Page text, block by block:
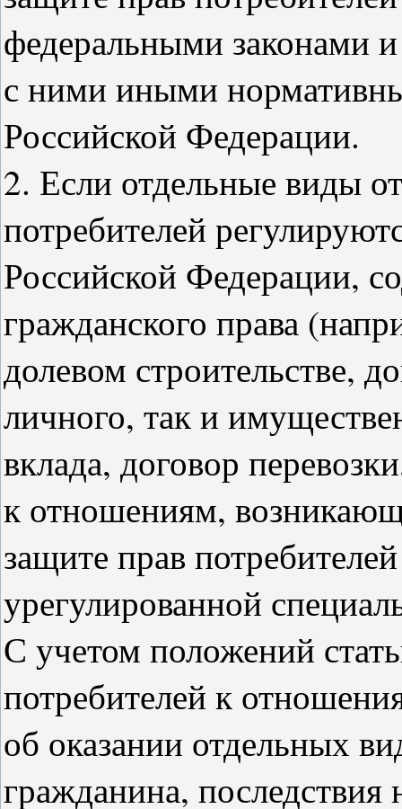
федеральными законами
с ними иными
Российской Федерации.
2. Если отдельные виды
потребителей
Российской Федерации,
гражданского права
долевом строительстве,
личного, так и
вклада, договор
к отношениям,
защите прав
урегулированной
С учетом положений
потребителей к
об оказании отдельных
гражданина,